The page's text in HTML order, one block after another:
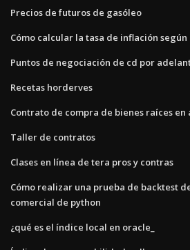
Precios de futuros de gasóleo
Cómo calcular la tasa de inflación
Puntos de negociación de cd por
Recetas horderves
Contrato de compra de bienes raíces en
Taller de contratos
Clases en línea de tera pros y contras
Cómo realizar una prueba de backtest
comercial de python
¿qué es el índice local en oracle_